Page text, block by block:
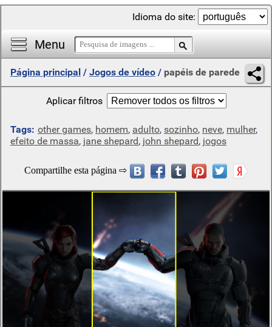
Menu
Idioma do site:
Página principal / Jogos de vídeo / papéis de parede
Aplicar filtros
Tags: other games, homem, adulto, sozinho, neve, mulher,
efeito de massa, jane shepard, john shepard, jogos